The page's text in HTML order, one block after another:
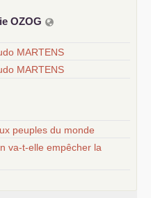
OZOG
MARTENS
MARTENS
peuples du monde
va-t-elle empêcher la